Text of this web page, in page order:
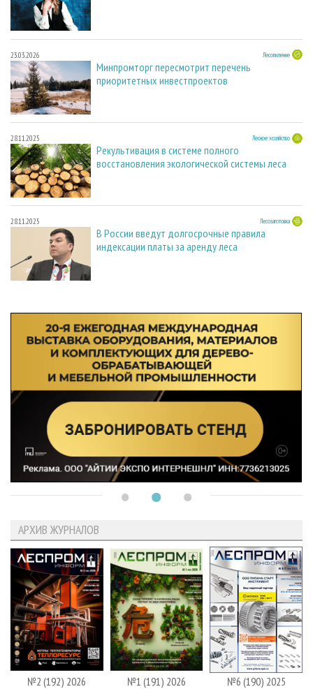
23.03.2026 Лесопиление
Минпромторг пересмотрит перечень
приоритетных инвестпроектов
28.11.2025 Лесное хозяйство
Рекультивация в системе полного
восстановления экологической системы леса
28.11.2025 Лесозаготовка
В России введут долгосрочные правила
индексации платы за аренду леса
АРХИВ ЖУРНАЛОВ
№2 (192) 2026 №1 (191) 2026 №6 (190) 2025